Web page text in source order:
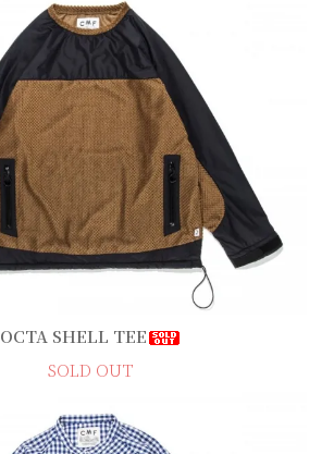
OCTA SHELL TEE
SOLD OUT